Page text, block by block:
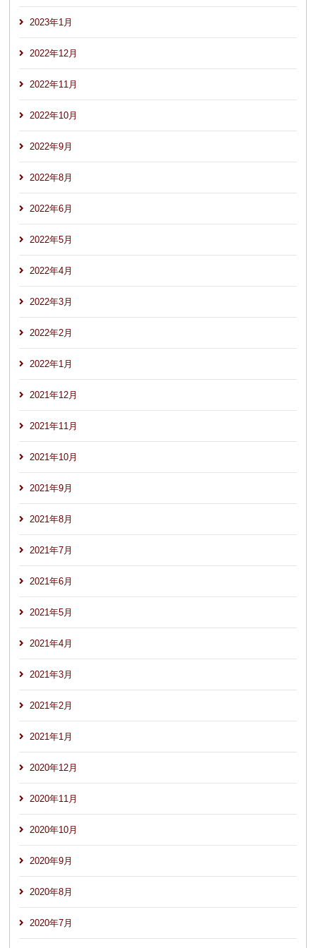
2023年1月
2022年12月
2022年11月
2022年10月
2022年9月
2022年8月
2022年6月
2022年5月
2022年4月
2022年3月
2022年2月
2022年1月
2021年12月
2021年11月
2021年10月
2021年9月
2021年8月
2021年7月
2021年6月
2021年5月
2021年4月
2021年3月
2021年2月
2021年1月
2020年12月
2020年11月
2020年10月
2020年9月
2020年8月
2020年7月